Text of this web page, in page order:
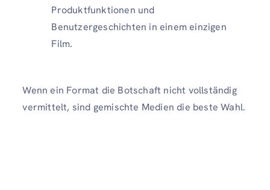
Produktfunktionen und
Benutzergeschichten in einem einzigen
Film.
Wenn ein Format die Botschaft nicht vollständig
vermittelt, sind gemischte Medien die beste Wahl.